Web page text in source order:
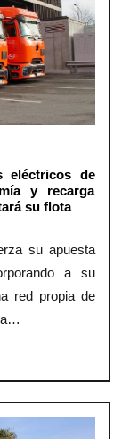
eléctricos de
y recarga
su flota
su apuesta
a su
red propia de